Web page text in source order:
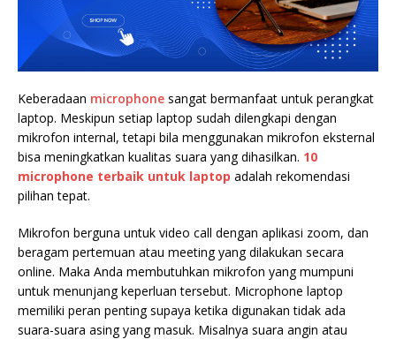
Keberadaan microphone sangat bermanfaat untuk perangkat
laptop. Meskipun setiap laptop sudah dilengkapi dengan
mikrofon internal, tetapi bila menggunakan mikrofon eksternal
bisa meningkatkan kualitas suara yang dihasilkan. 10
microphone terbaik untuk laptop adalah rekomendasi
pilihan tepat.
Mikrofon berguna untuk video call dengan aplikasi zoom, dan
beragam pertemuan atau meeting yang dilakukan secara
online. Maka Anda membutuhkan mikrofon yang mumpuni
untuk menunjang keperluan tersebut. Microphone laptop
memiliki peran penting supaya ketika digunakan tidak ada
suara-suara asing yang masuk. Misalnya suara angin atau